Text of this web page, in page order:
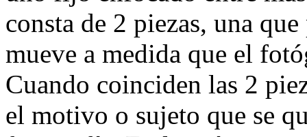
consta de 2 piezas, una
mueve a medida que el
Cuando coinciden las 2
el motivo o sujeto que se